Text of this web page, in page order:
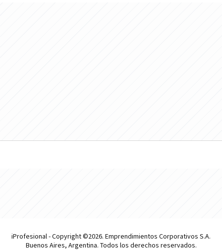
iProfesional - Copyright ©2026. Emprendimientos Corporativos S.A.
Buenos Aires, Argentina. Todos los derechos reservados.